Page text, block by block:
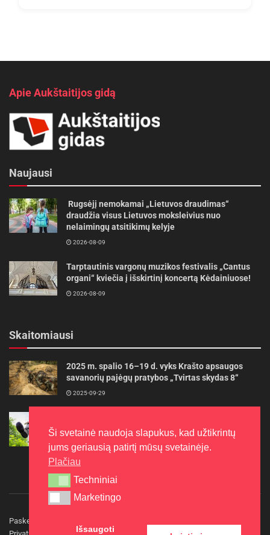
Apie Aukštaitijos gidą
Naujausi
Rugsėjį nemokamai „Lietuvos draudimas“
draudžia visus Lietuvos moksleivius nuo
nelaimingų atsitikimų kelyje
2026-08-09
Tarptautinis vargonų muzikos festivalis „Cantus
organi“ kviečia į išskirtinį koncertą Kėdainiuose!
2026-08-09
Skaitomiausi
2025 m. spalio 16–19 d. vyks Krašto apsaugos
savanorių pajėgų pratybos „Tvirtas skydas 8“
2025-09-29
ilgiau
2022-06-27
Paskelbkite naujieną
Ši svetainė naudoja slapukus, kad užtikrintų
jums geriausią patirtį mūsų svetainėje.
Plačiau
Techniniai
Techniniai
Marketingo
Marketingo
Išsaugoti